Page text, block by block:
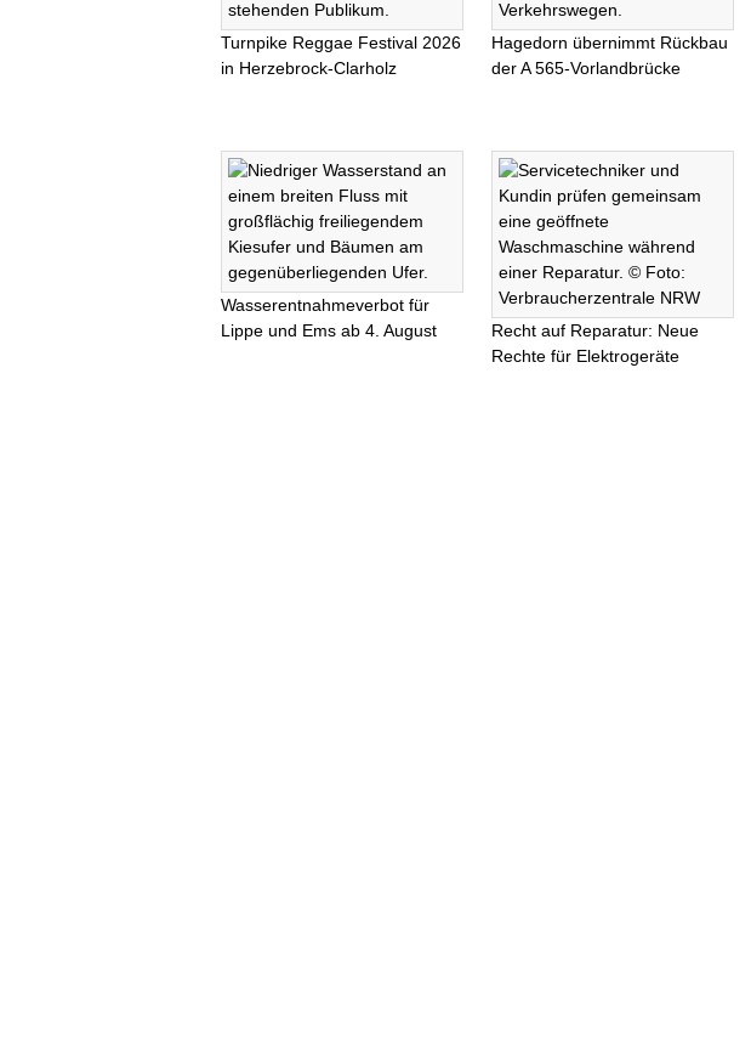
Turnpike Reggae Festival 2026
in Herzebrock-Clarholz
Hagedorn übernimmt Rückbau
der A 565-Vorlandbrücke
Wasserentnahmeverbot für
Lippe und Ems ab 4. August
Recht auf Reparatur: Neue
Rechte für Elektrogeräte